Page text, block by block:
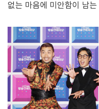
없는 마음에 미안함이 남는